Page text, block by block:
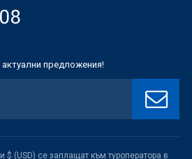
предложения!
$ (USD) се заплащат към туроператора в